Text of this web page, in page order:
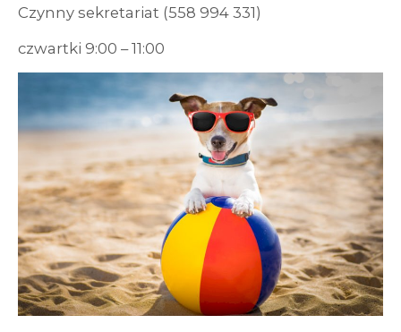
Czynny sekretariat (558 994 331)
czwartki 9:00 – 11:00